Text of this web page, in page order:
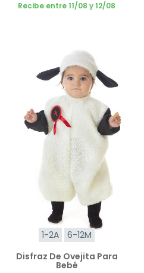
Recibe entre 11/08 y 12/08
1-2A
6-12M
Disfraz De Ovejita Para
Bebé